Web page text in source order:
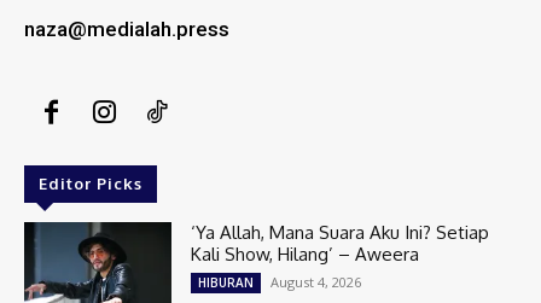
naza@medialah.press
Editor Picks
‘Ya Allah, Mana Suara Aku Ini? Setiap
Kali Show, Hilang’ – Aweera
HIBURAN August 4, 2026